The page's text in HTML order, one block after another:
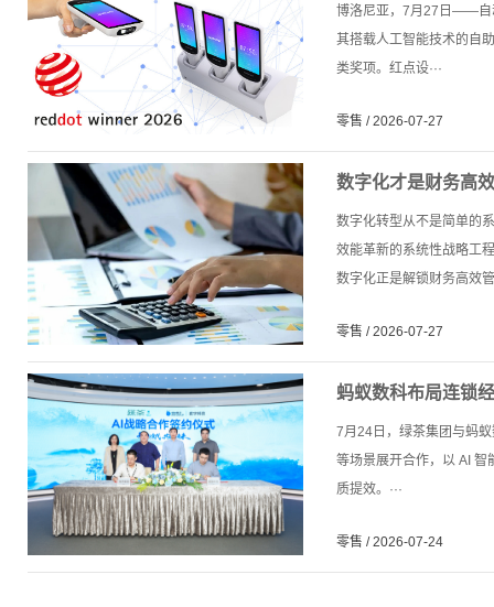
计奖
博洛尼亚，7月27日——自
其搭载人工智能技术的自
类奖项。红点设···
零售 / 2026-07-27
数字化才是财务高
数字化转型从不是简单的
效能革新的系统性战略工
数字化正是解锁财务高效
零售 / 2026-07-27
蚂蚁数科布局连锁
7月24日，绿茶集团与蚂
等场景展开合作，以 AI 智
质提效。···
零售 / 2026-07-24